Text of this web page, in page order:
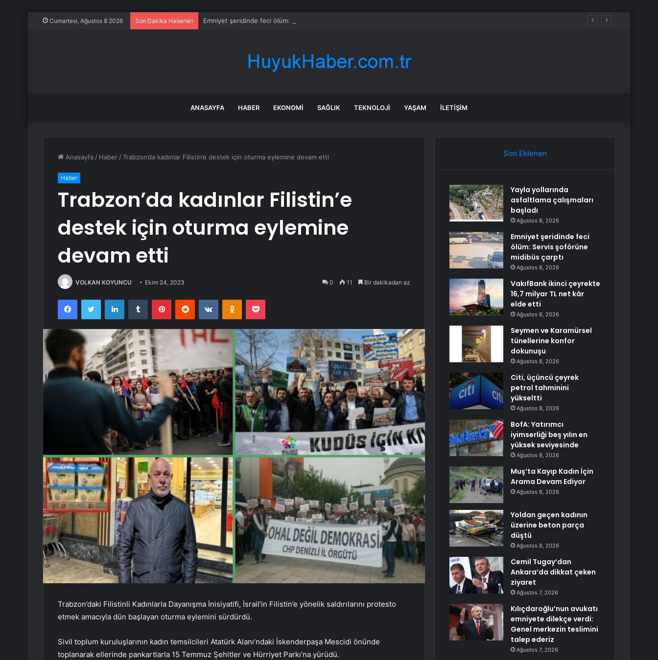
Cumartesi, Ağustos 8 2026 Son Dakika Haberleri Emniyet şeridinde feci ölüm: Servis şoförüne midibüs çarptı
ANASAYFA HABER EKONOMI SAĞLIK TEKNOLOJI YAŞAM İLETIŞIM
Anasayfa / Haber /Trabzon’da kadınlar Filistin’e destek için oturma eylemine devam etti
Haber
Trabzon’da kadınlar Filistin’e
destek için oturma eylemine
devam etti
VOLKAN KOYUNCU Ekim 24, 2023 0 11 Bir dakikadan az
FacebookTwitter LinkedInTumblr PinterestReddit VKontakteOdnoklassniki
Pocket
Trabzon’daki Filistinli Kadınlarla Dayanışma İnisiyatifi, İsrail’in Filistin’e yönelik saldırılarını protesto
etmek amacıyla dün başlayan oturma eylemini sürdürdü.
Sivil toplum kuruluşlarının kadın temsilcileri Atatürk Alanı’ndaki İskenderpaşa Mescidi önünde
toplanarak ellerinde pankartlarla 15 Temmuz Şehitler ve Hürriyet Parkı’na yürüdü.
Son Eklenen
Yayla yollarında
asfaltlama çalışmaları
başladı
Ağustos 8, 2026
Emniyet şeridinde feci
ölüm: Servis şoförüne
midibüs çarptı
Ağustos 8, 2026
VakıfBank ikinci çeyrekte
16,7 milyar TL net kâr
elde etti
Ağustos 8, 2026
Seymen ve Karamürsel
tünellerine konfor
dokunuşu
Ağustos 8, 2026
Citi, üçüncü çeyrek
petrol tahminini
yükseltti
Ağustos 8, 2026
BofA: Yatırımcı
iyimserliği beş yılın en
yüksek seviyesinde
Ağustos 8, 2026
Muş’ta Kayıp Kadın İçin
Arama Devam Ediyor
Ağustos 8, 2026
Yoldan geçen kadının
üzerine beton parça
düştü
Ağustos 8, 2026
Cemil Tugay’dan
Ankara’da dikkat çeken
ziyaret
Ağustos 7, 2026
Kılıçdaroğlu’nun avukatı
emniyete dilekçe verdi:
Genel merkezin teslimini
talep ederiz
Ağustos 7, 2026